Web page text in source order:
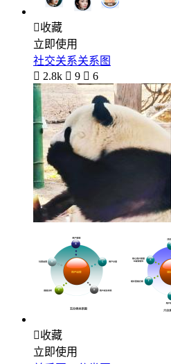
收藏
立即使用
社交关系关系图
 2.8k  9  6
收藏
立即使用